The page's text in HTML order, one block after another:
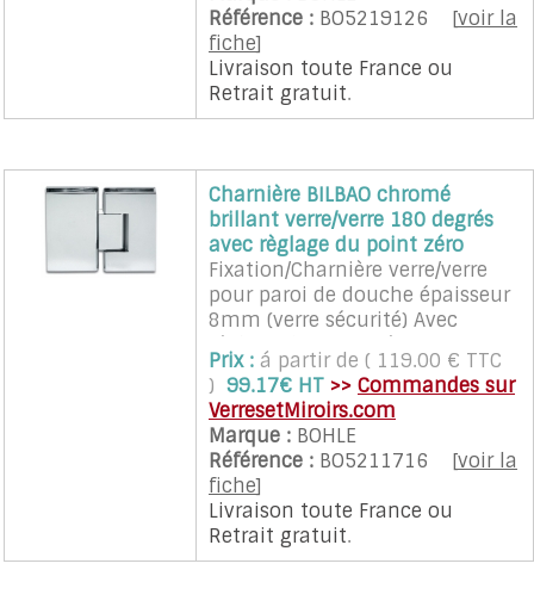
°.
Ã‰cart verre-verre 11 mm.
Epaisseur 8, 10, 12 mm.
Finition:chromé.
Référence : BO5219126 [voir la
fiche]
Livraison toute France ou
Retrait gratuit.
Charnière BILBAO chromé
brillant verre/verre 180 degrés
avec règlage du point zéro
Fixation/Charnière verre/verre
pour paroi de douche épaisseur
8mm (verre sécurité) Avec
réglage du point zéro.
Cette charnière nécessite un
façonnage particulier du verre
(encoches).
L'ouverture de la porte peu être
faite à 90° dans les 2 sens.
L'écart entre leur et le verre est
de 8 mm.
Les charnières assurent un
Prix : á partir de ( 119.00 € TTC
) 99.17€ HT >> Commandes sur
VerresetMiroirs.com
Marque : BOHLE
Référence : BO5211716 [voir la
fiche]
Livraison toute France ou
Retrait gratuit.